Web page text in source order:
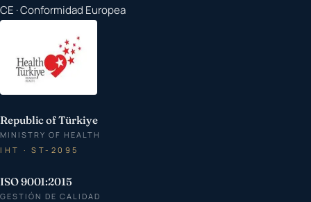
CE · Conformidad Europea
Republic of Türkiye
MINISTRY OF HEALTH
IHT · ST-2095
ISO 9001:2015
GESTIÓN DE CALIDAD